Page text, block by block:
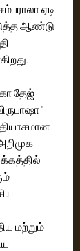
ஏடி
ஆண்டு
தேஜ்
'
மற்றும்